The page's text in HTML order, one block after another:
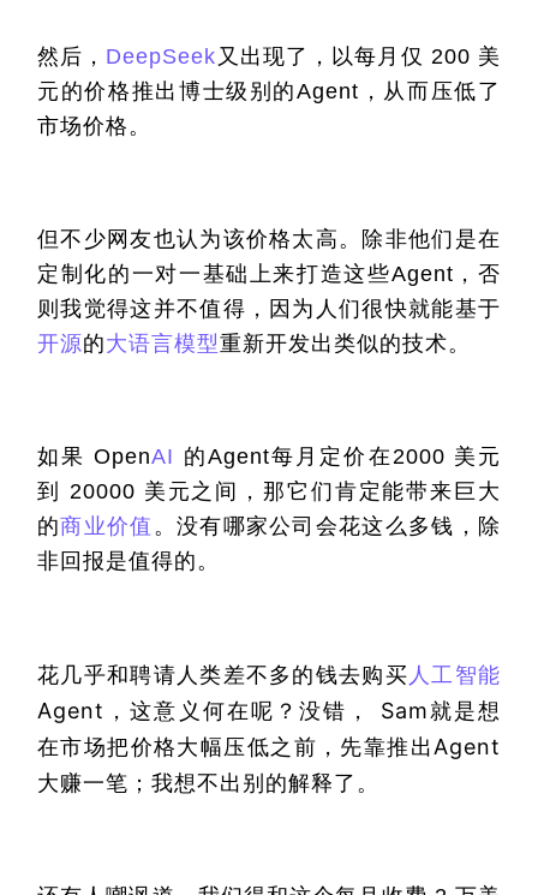
然后， DeepSeek 又出现了，以每月仅 200 美
元的价格推出博士级别的Agent，从而压低了
市场价格。
但不少网友也认为该价格太高。除非他们是在
定制化的一对一基础上来打造这些Agent，否
则我觉得这并不值得，因为人们很快就能基于
开源的大语言模型重新开发出类似的技术。
如果 OpenAI 的Agent每月定价在2000 美元
到 20000 美元之间，那它们肯定能带来巨大
的商业价值 。没有哪家公司会花这么多钱，除
非回报是值得的。
花几乎和聘请人类差不多的钱去购买人工智能
Agent ，这意义何在呢？没错， Sam就是想
在市场把价格大幅压低之前，先靠推出Agent
大赚一笔；我想不出别的解释了。